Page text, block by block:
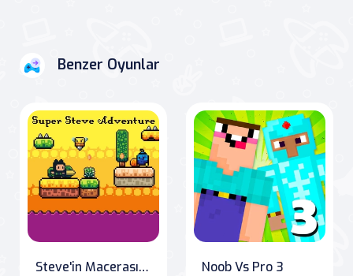
Benzer Oyunlar
Steve'in Macerası" or "Steve's Adventure Noob Vs Pro 3